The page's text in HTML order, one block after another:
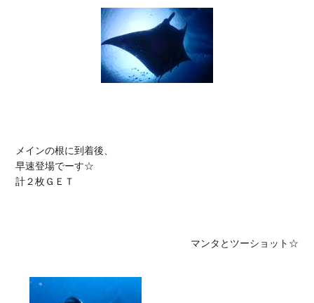
メインの根に到着後、
早速登場でーす☆
計２枚ＧＥＴ
マンタとツーショット☆